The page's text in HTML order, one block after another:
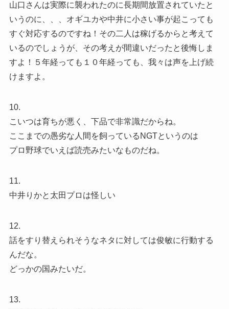
山口さんは実際に襲われたのに長期間放置されていたと
いうのに、、、オギユカや中井に小さい事が起こっても
すぐ対応するのですね！その二人は稼げるからと考えて
いるのでしょうが、その考えが間違いだったと後悔しま
すよ！５年経っても１０年経っても、我々は声を上げ続
けますよ。
10.
こいつは育ちが悪く、下品で非常識だからね。
ここまでの愚劣な人間を飼っているNGTというのは
プロ野球でいえば読売みたいなものだね。
11.
中井りかと太田プロは怪しい
12.
話をすり替えられそうなネタに対しては俊敏に行動する
んだな。
どっかの国みたいだ。
13.